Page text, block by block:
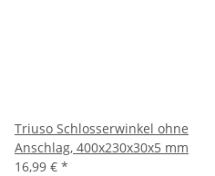
Triuso Schlosserwinkel ohne
Anschlag, 400x230x30x5 mm
16,99 € *